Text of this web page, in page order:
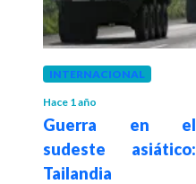
INTERNACIONAL
Hace 1 año
Guerra en el
sudeste asiático:
Tailandia